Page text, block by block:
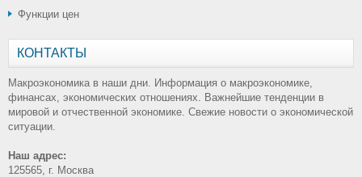
Функции цен
КОНТАКТЫ
Макроэкономика в наши дни. Информация о макроэкономике,
финансах, экономических отношениях. Важнейшие тенденции в
мировой и отчественной экономике. Свежие новости о экономической
ситуации.
Наш адрес:
125565, г. Москва